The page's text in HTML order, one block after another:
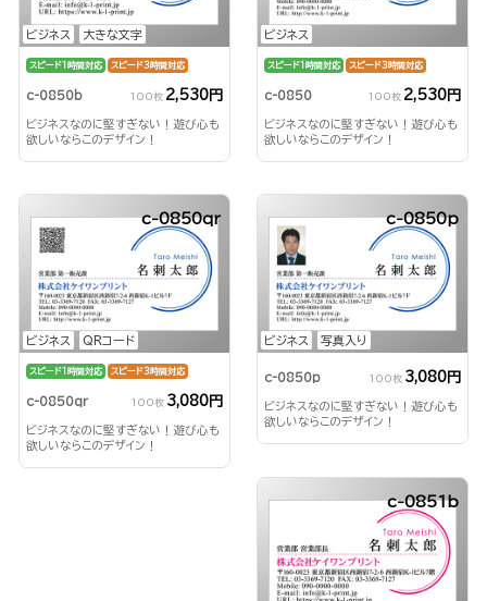
ビジネス 大きな文字
スピード1時間対応 スピード3時間対応
c-0850b 100枚 2,530円
ビジネスなのに堅すぎない！遊び心も
欲しいならこのデザイン！
ビジネス
スピード1時間対応 スピード3時間対応
c-0850 100枚 2,530円
ビジネスなのに堅すぎない！遊び心も
欲しいならこのデザイン！
ビジネス QRコード
c-0850qr
スピード1時間対応 スピード3時間対応
c-0850qr 100枚 3,080円
ビジネスなのに堅すぎない！遊び心も
欲しいならこのデザイン！
ビジネス 写真入り
c-0850p
c-0850p 100枚 3,080円
ビジネスなのに堅すぎない！遊び心も
欲しいならこのデザイン！
c-0851b